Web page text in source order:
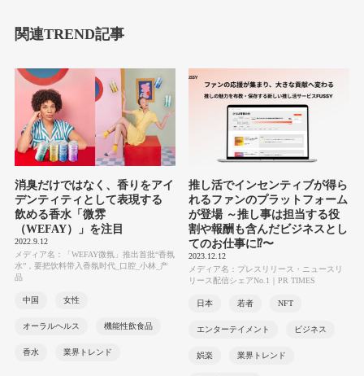
関連TREND記事
消臭だけではなく、香りをアイ
デンティティとして表現する
飲める香水「微雰
（WEFAY）」を注目
2022.9.12
メディア名：「WEFAY微氛」推出首批“香氛
水”，要把饮料带入香氛时代_口腔_小林_产
品
中国 女性
オーラルヘルス 機能性飲食品
香水 業界トレンド
推し活でインセンティブが得ら
れるファンのプラットフォーム
が登場 ～推し事は担当する役
割や報酬も含んだビジネスとし
てのお仕事に⁉〜
2023.12.12
メディア名：プレスリリース・ニュースリ
リース配信シェアNo.1｜PR TIMES
日本 若者 NFT
エンターテイメント ビジネス
娯楽 業界トレンド